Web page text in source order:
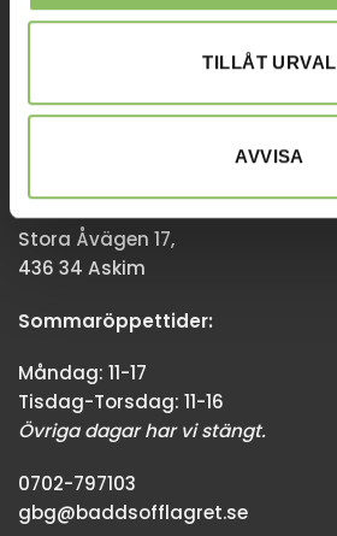
TILLÅT URVAL
AVVISA
Övriga dagar har vi stängt.
info@baddsofflagret.se
Stora Åvägen 17,
436 34 Askim
Sommaröppettider:
Måndag: 11-17
Tisdag-Torsdag: 11-16
Övriga dagar har vi stängt.
0702-797103
gbg@baddsofflagret.se